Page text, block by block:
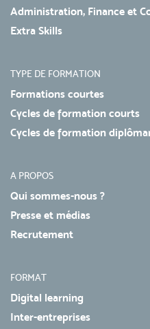
Administration, Finance et
Extra Skills
TYPE DE FORMATION
Formations courtes
Cycles de formation courts
Cycles de formation
A PROPOS
Qui sommes-nous ?
Presse et médias
Recrutement
FORMAT
Digital learning
Inter-entreprises